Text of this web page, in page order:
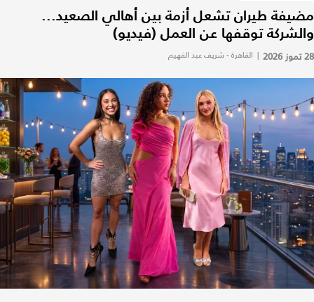
مضيفة طيران تشعل أزمة بين أهالي الصعيد...
والشركة توقفها عن العمل (فيديو)
28 تموز 2026 | القاهرة - شريف عبد الفهيم